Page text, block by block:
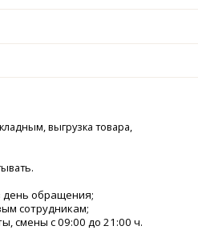
выгрузка товара,
день обращения;
сотрудникам;
смены с 09:00 до 21:00 ч.